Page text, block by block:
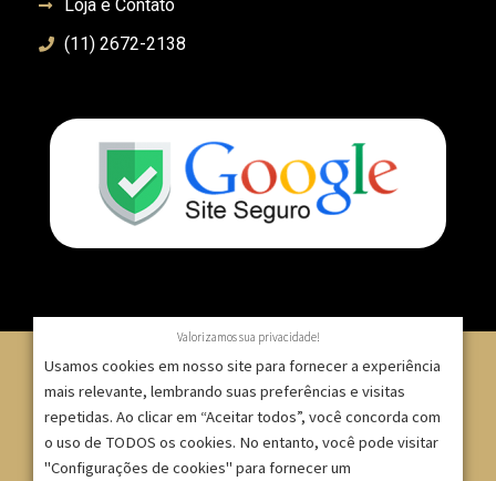
Loja e Contato
(11) 2672-2138
© 2007 – 2025 – ImpressionModaFesta | Rua Serra de
Japi, 1332 – Tatuapé – São Paulo/SP – CNPJ:
Valorizamos sua privacidade!
Usamos cookies em nosso site para fornecer a experiência
mais relevante, lembrando suas preferências e visitas
repetidas. Ao clicar em “Aceitar todos”, você concorda com
o uso de TODOS os cookies. No entanto, você pode visitar
"Configurações de cookies" para fornecer um